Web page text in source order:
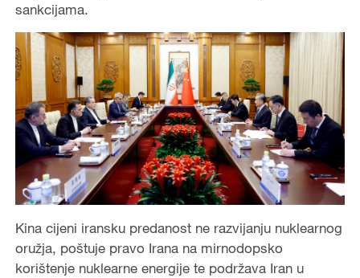
sankcijama.
Kina cijeni iransku predanost ne razvijanju nuklearnog
oružja, poštuje pravo Irana na mirnodopsko
korištenje nuklearne energije te podržava Iran u